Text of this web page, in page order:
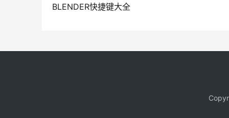
BLENDER快捷键大全